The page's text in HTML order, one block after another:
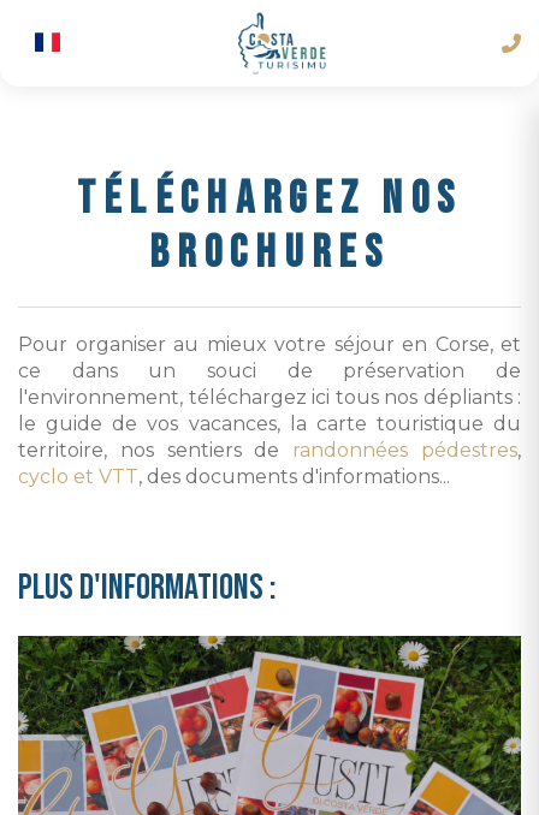
TÉLÉCHARGEZ NOS
BROCHURES
Pour organiser au mieux votre séjour en Corse, et
ce dans un souci de préservation de
l'environnement, téléchargez ici tous nos dépliants :
le guide de vos vacances, la carte touristique du
territoire, nos sentiers de randonnées pédestres,
cyclo et VTT, des documents d'informations...
PLUS D'INFORMATIONS :